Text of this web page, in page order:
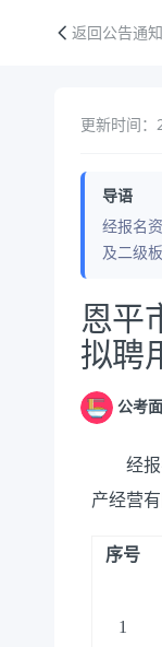
返回公告通知
更新时间
导语
经报名
及二级
公告正文
恩平
拟聘
公考
经报名
产经营
序号
1